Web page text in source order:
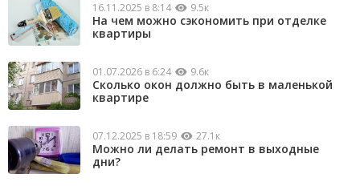
16.11.2025 в 8:14 9.5к
На чем можно сэкономить при отделке
квартиры
01.07.2026 в 6:24 9.6к
Сколько окон должно быть в маленькой
квартире
07.12.2025 в 18:59 27.1к
Можно ли делать ремонт в выходные
дни?